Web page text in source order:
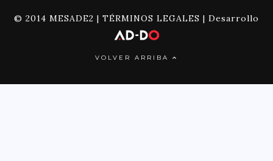
© 2014 MESADE2 | TÉRMINOS LEGALES | Desarrollo
VOLVER ARRIBA